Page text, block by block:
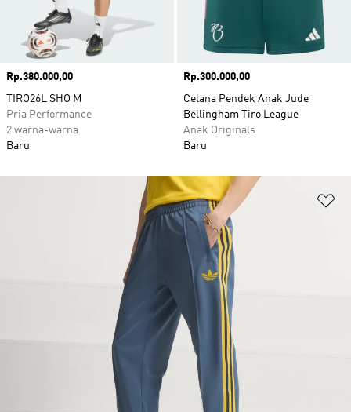
Harga
Rp.380.000,00
TIRO26L SHO M
Pria Performance
2 warna-warna
Baru
Harga
Rp.300.000,00
Celana Pendek Anak Jude
Bellingham Tiro League
Anak Originals
Baru